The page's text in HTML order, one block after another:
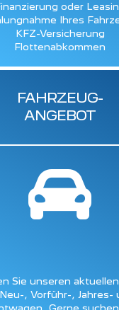
oder
Ihres
KFZ-Versicherung
Flottenabkommen
FAHRZEUG-
ANGEBOT

Sie unseren
, Vorführ-, Jahres-